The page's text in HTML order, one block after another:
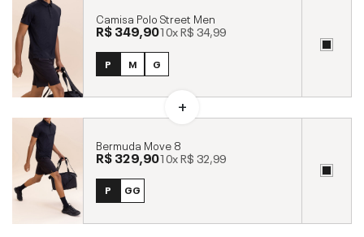
Camisa Polo Street Men
R$ 349,9010xR$ 34,99
P M G
Bermuda Move 8
R$ 329,9010xR$ 32,99
P GG